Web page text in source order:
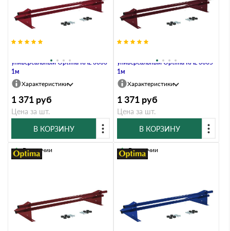
универсальный Optima RAL 3003
1м
Характеристики
1 371 руб
Цена за шт.
В КОРЗИНУ
универсальный Optima RAL 3005
1м
Характеристики
1 371 руб
Цена за шт.
В КОРЗИНУ
В наличии В наличии